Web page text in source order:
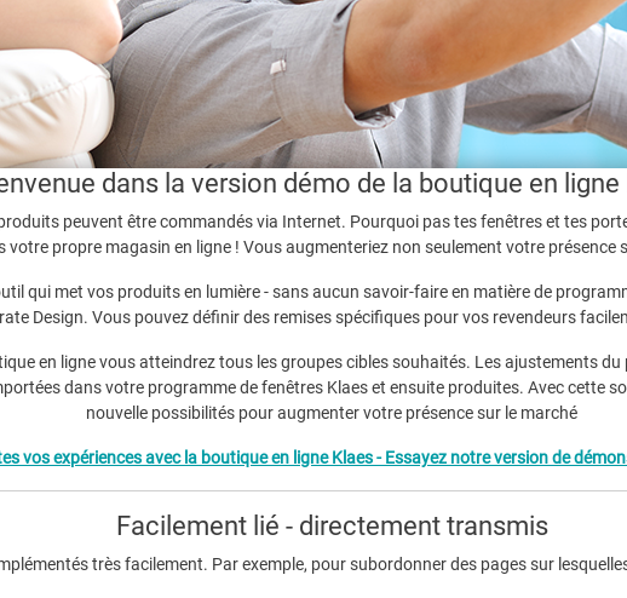
dans la version démo de la boutique en ligne
peuvent être commandés via Internet. Pourquoi pas tes fenêtres et tes
propre magasin en ligne ! Vous augmenteriez non seulement votre présence
qui met vos produits en lumière - sans aucun savoir-faire en matière de
Design. Vous pouvez définir des remises spécifiques pour vos revendeurs
en ligne vous atteindrez tous les groupes cibles souhaités. Les ajustements
dans votre programme de fenêtres Klaes et ensuite produites. Avec cette
nouvelle possibilités pour augmenter votre présence sur le marché
vos expériences avec la boutique en ligne Klaes - Essayez notre version de
Facilement lié - directement transmis
très facilement. Par exemple, pour subordonner des pages sur